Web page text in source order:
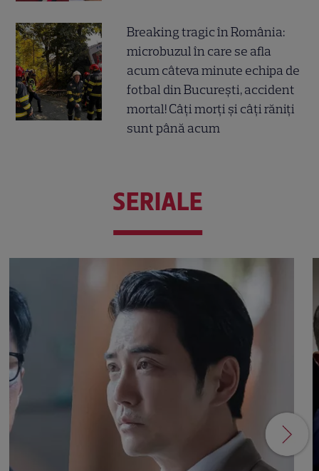
Breaking tragic în România:
microbuzul în care se afla
acum câteva minute echipa de
fotbal din București, accident
mortal! Câți morți și câți răniți
sunt până acum
SERIALE